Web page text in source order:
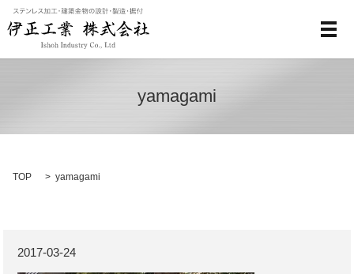
メ
yamagami
TOP yamagami
2017-03-24